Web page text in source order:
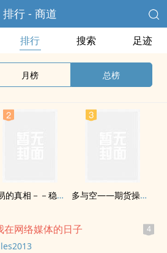
排行 - 商道
排行 搜索 足迹
月榜 总榜
交易的真相－－稳定赢利的秘密（连载） 多与空——期货操盘手
在网络媒体的日子 4